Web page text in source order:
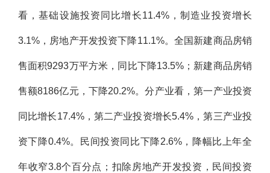
看，基础设施投资同比增长11.4%，制造业投资增长
3.1%，房地产开发投资下降11.1%。全国新建商品房销
售面积9293万平方米，同比下降13.5%；新建商品房销
售额8186亿元，下降20.2%。分产业看，第一产业投资
同比增长17.4%，第二产业投资增长5.4%，第三产业投
资下降0.4%。民间投资同比下降2.6%，降幅比上年全
年收窄3.8个百分点；扣除房地产开发投资，民间投资